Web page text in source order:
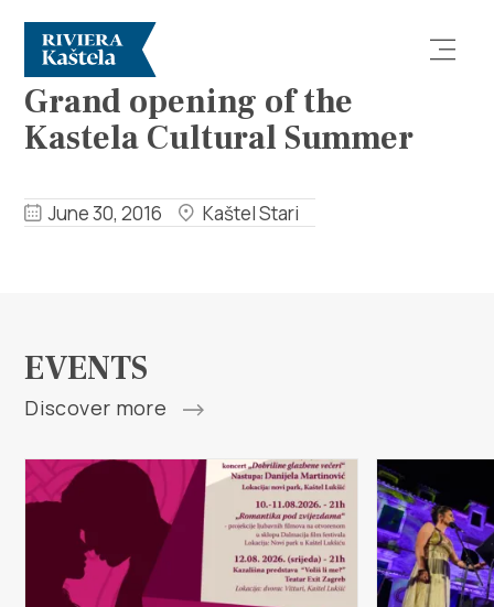
What to do
Multimedia
Tourist office
EVENTS
Grand opening of the
Kastela Cultural Summer
June 30, 2016 Kaštel Stari
EVENTS
Discover more